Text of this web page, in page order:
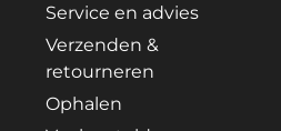
Service en advies
Verzenden &
retourneren
Ophalen